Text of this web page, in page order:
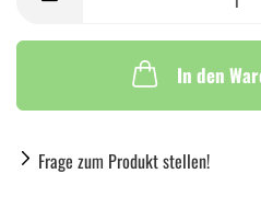
In den
Frage zum Produkt stellen!